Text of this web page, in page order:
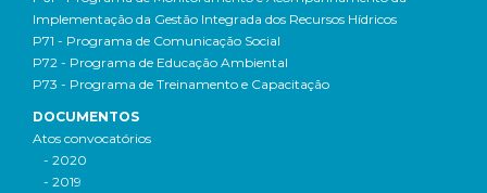
Implementação da Gestão Integrada dos Recursos Hídricos
P71 - Programa de Comunicação Social
P72 - Programa de Educação Ambiental
P73 - Programa de Treinamento e Capacitação
DOCUMENTOS
Atos convocatórios
- 2020
- 2019